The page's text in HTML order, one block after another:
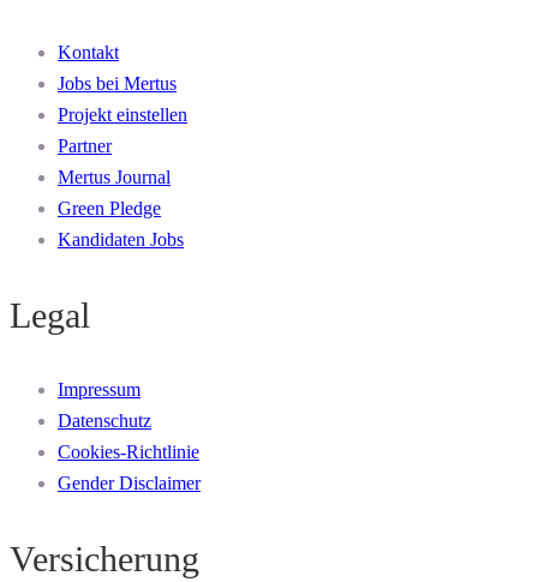
Kontakt
Jobs bei Mertus
Projekt einstellen
Partner
Mertus Journal
Green Pledge
Kandidaten Jobs
Legal
Impressum
Datenschutz
Cookies-Richtlinie
Gender Disclaimer
Versicherung